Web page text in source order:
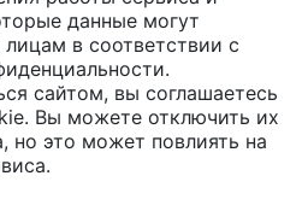
данные могут
в соответствии с
.
сайтом, вы соглашаетесь
Вы можете отключить их
но это может повлиять на